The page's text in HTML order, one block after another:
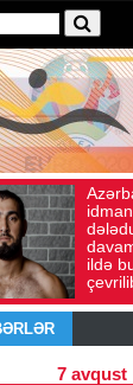
İyul 30, 2026
7 avqust